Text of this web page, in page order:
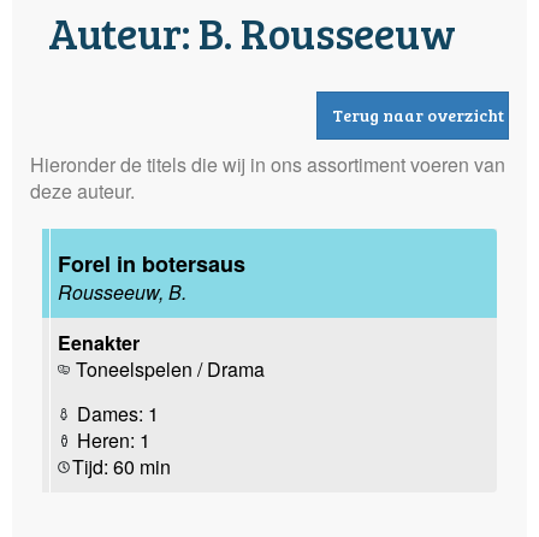
Auteur: B. Rousseeuw
Terug naar overzicht
Hieronder de titels die wij in ons assortiment voeren van
deze auteur.
Forel in botersaus
Rousseeuw, B.
Eenakter
Toneelspelen / Drama
Dames: 1
Heren: 1
Tijd: 60 min